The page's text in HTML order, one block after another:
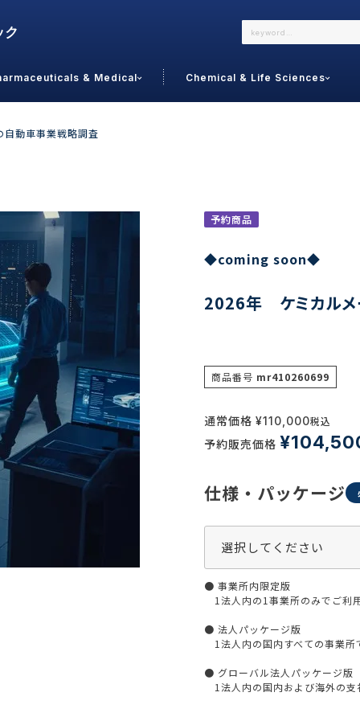
& Medical Chemical & Life Sciences
カテゴリで選ぶ
通販
サプリ
美容
シニア
介護
機能性原料・素材
その他
Life Sciences
シャリティ・原料
容器・包装材
よく
〒
TEL
動車事業戦略調査
予約商品
◆coming soon◆
2026年 ケミカルメ
商品番号 mr410260699
通常価格 ¥110,000税込
予約販売価格 ¥
仕様・パッケージ
● 事業所内限定版
1法人内の1事業所のみでご利
● 法人パッケージ版
1法人内の国内すべての事業所
● グローバル法人パッケージ版
1法人内の国内および海外の